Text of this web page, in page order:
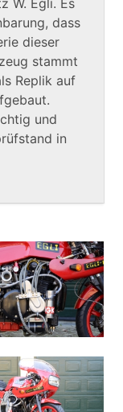
dass
dieser
stammt
Replik auf
und
in